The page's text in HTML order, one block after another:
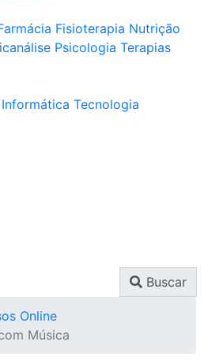
Fisioterapia Nutrição
Psicologia Terapias
Informática Tecnologia
Buscar
Online
Música